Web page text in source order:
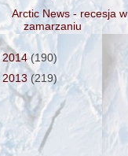
Arctic News - recesja w
zamarzaniu
2014(190)
2013 (219)